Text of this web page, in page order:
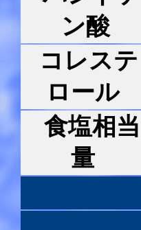
ン酸
コレステ
ロール
食塩相当
量